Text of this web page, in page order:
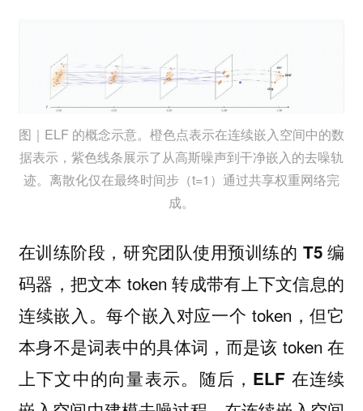
图｜ELF 的概念示意。橙色点表示在连续嵌入空间中的数
据表示，紫色线条展示了从高斯噪声到干净嵌入的去噪轨
迹。离散化仅在最终时间步（t=1）通过共享权重网络完
成。
在训练阶段， 研究团队使用预训练的 T5 编
码器， 把文本 token 转成带有上下文信息的
连续嵌入。每个嵌入对应一个 token，但它
本身不是词表中的具体词，而是该 token 在
上下文中的向量表示。随后， ELF 在连续